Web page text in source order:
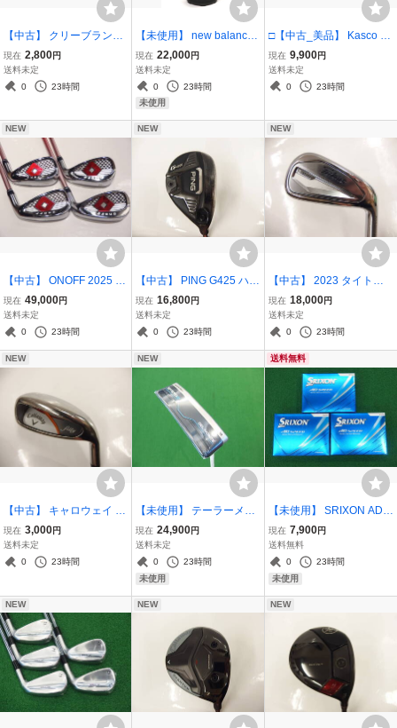
【中古】 クリーブランド
RTX4 ブラックサテン仕
上げ 58度 (58-9FULL) モ
ーダス 120 Sシャフト
現在 2,800円
送料未定
0
23時間
【未使用】 new balance
キャディバッグ 012-5980
001 / 9型 ブラック ニュ
ーバランス
現在 22,000円
送料未定
0
23時間
未使用
□【中古_美品】 Kasco キ
ャスコ ドルフィンウェッ
ジ DW-125G 52度 カーボ
ン DP-231 WEDGEフレッ
現在 9,900円
送料未定
0
23時間
NEW
【中古】 ONOFF 2025 レ
ディース アイアン マゼン
タピンク #7-P (4本セッ
ト) SMOOTH KICK LP-42
ィス
現在 49,000円
送料未定
0
23時間
NEW
【中古】 PING G425 ハイ
ブリッド #4 (22度) N.S.P
RO Zelos7 Sシャフト / ピ
ン G425 ユーティリティ
現在 16,800円
送料未定
0
23時間
NEW
【中古】 2023 タイトリ
スト T350 単品アイアン #
5 (23度) N.S.PRO 880 AM
C Sシャフト / 5番アイア
現在 18,000円
送料未定
0
23時間
NEW
【中古】 キャロウェイ レ
ディース チッパー filly カ
ーボンシャフト
現在 3,000円
送料未定
0
23時間
NEW
【未使用】 テーラーメイ
ド SYSTM2 DELMONTE
12 パター 34インチ / シス
テム2 デルモンテ 12
現在 24,900円
送料未定
0
23時間
未使用
送料無料
【未使用】 SRIXON AD S
PEED ホワイト 3ダース
セット (36球) / ゴルフボ
ール 2026年モデル スリ
クソン ADスピード
現在 7,900円
送料無料
0
23時間
未使用
NEW NEW NEW